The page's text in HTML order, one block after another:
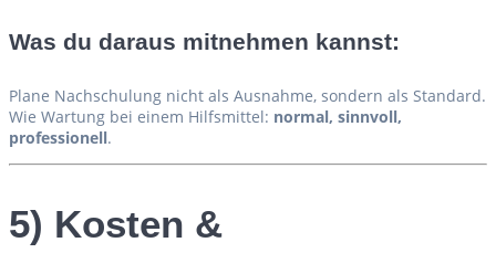
Was du daraus mitnehmen kannst:
Plane Nachschulung nicht als Ausnahme, sondern als Standard.
Wie Wartung bei einem Hilfsmittel: normal, sinnvoll,
professionell.
5) Kosten &